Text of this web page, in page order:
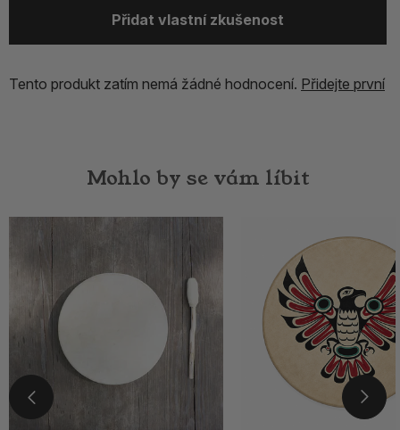
Přidat vlastní zkušenost
Tento produkt zatím nemá žádné hodnocení. Přidejte první
Mohlo by se vám líbit